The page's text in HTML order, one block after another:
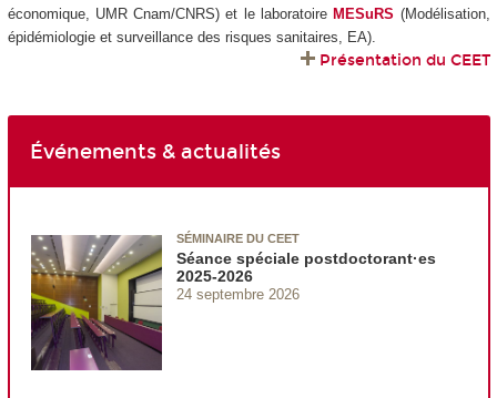
économique, UMR Cnam/CNRS) et le laboratoire MESuRS (Modélisation,
épidémiologie et surveillance des risques sanitaires, EA).
Présentation du CEET
Événements & actualités
SÉMINAIRE DU CEET
Séance spéciale postdoctorant·es
2025-2026
24 septembre 2026